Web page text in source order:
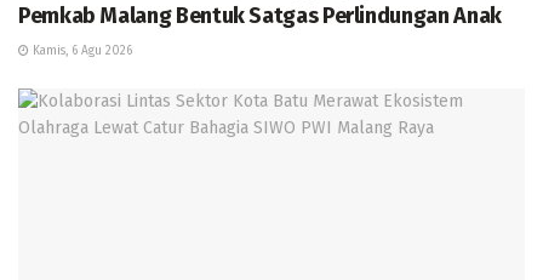
Pemkab Malang Bentuk Satgas Perlindungan Anak
Kamis, 6 Agu 2026